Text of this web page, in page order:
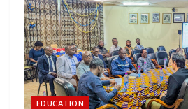
EDUCATION